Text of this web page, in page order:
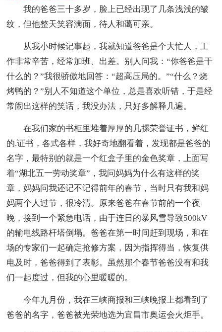
我的爸爸三十多岁，脸上已经出现了几条浅浅的皱
纹，但他整天笑容满面，待人和蔼可亲。
从我小时候记事起，我就知道爸爸是个大忙人，工
作非常辛苦，经常加班、出差。别人问我：“你爸爸是干
什么的？”我很骄傲地回答：“超高压局的。”“什么？烧
烤鸭的？”别人不知道这个单位，总是喜欢听错，于是经
常闹出这样的笑话，我没办法，只好多解释几遍。
在我们家的书柜里堆着厚厚的几摞荣誉证书，鲜红
的.证书，各式各样，我好奇地翻看着，发现都是爸爸的
名字，最特别的就是一个红盒子里的金色奖章，上面写
着“湖北五一劳动奖章”，我问妈妈为什么有这样的奖
章，妈妈问我还记不记得前年的春节，当时只有我和妈
妈两个人过节，很冷清。原来爸爸在春节前的一个夜
晚，接到一个紧急电话，由于连日的暴风雪导致500kV
的输电线路杆塔倒塌。爸爸在第一时间赶到现场，和在
场的专家们一起确定抢修方案，因为指挥得当，恢复供
电及时，爸爸得到了表彰。虽然那个春节爸爸没有和我
们一起度过，但我的心里暖暖的。
今年九月份，我在三峡商报和三峡晚报上都看到了
爸爸的名字，爸爸被光荣地选为宜昌市奥运会火炬手。